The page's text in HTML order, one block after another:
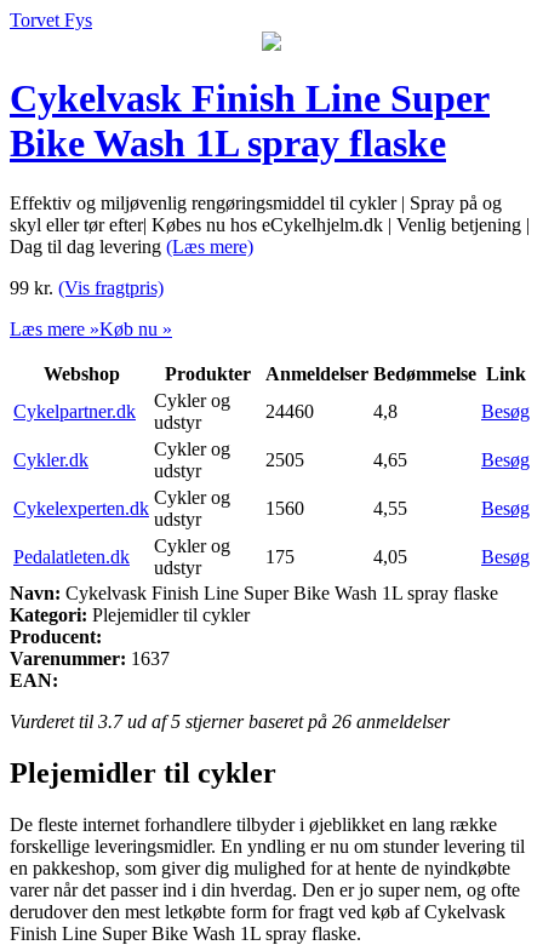
Torvet Fys
Cykelvask Finish Line Super
Bike Wash 1L spray flaske
Effektiv og miljøvenlig rengøringsmiddel til cykler | Spray på og
skyl eller tør efter| Købes nu hos eCykelhjelm.dk | Venlig betjening |
Dag til dag levering (Læs mere)
99 kr. (Vis fragtpris)
Læs mere »Køb nu »
Webshop Produkter Anmeldelser Bedømmelse Link
Cykelpartner.dk
Cykler og
udstyr
24460 4,8 Besøg
Cykler.dk
Cykler og
udstyr
2505 4,65 Besøg
Cykelexperten.dk
Cykler og
udstyr
1560 4,55 Besøg
Pedalatleten.dk
Cykler og
udstyr
175 4,05
Besøg
Navn: Cykelvask Finish Line Super Bike Wash 1L spray flaske
Kategori: Plejemidler til cykler
Producent:
Varenummer: 1637
EAN:
Vurderet til 3.7ud af 5 stjerner baseret på 26 anmeldelser
Plejemidler til cykler
De fleste internet forhandlere tilbyder i øjeblikket en lang række
forskellige leveringsmidler. En yndling er nu om stunder levering til
en pakkeshop, som giver dig mulighed for at hente de nyindkøbte
varer når det passer ind i din hverdag. Den er jo super nem, og ofte
derudover den mest letkøbte form for fragt ved køb af Cykelvask
Finish Line Super Bike Wash 1L spray flaske.